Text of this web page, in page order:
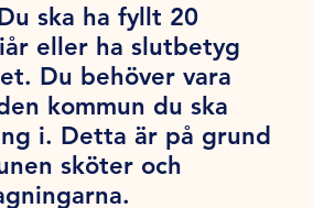
ska ha fyllt 20
eller ha slutbetyg
Du behöver vara
kommun du ska
i. Detta är på grund
sköter och